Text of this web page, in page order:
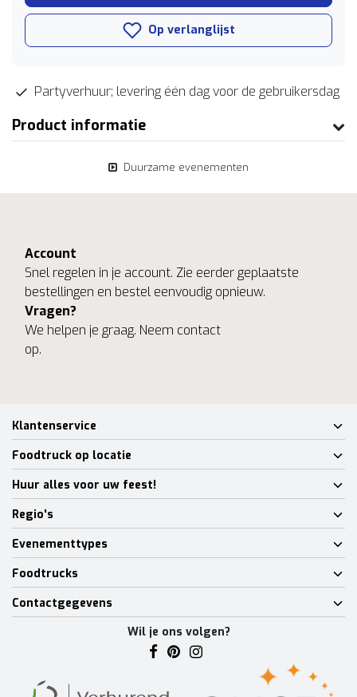
Op verlanglijst
Partyverhuur; levering één dag voor de gebruikersdag
Product informatie
Duurzame evenementen
Account
Snel regelen in je account. Zie eerder geplaatste
bestellingen en bestel eenvoudig opnieuw.
Vragen?
We helpen je graag. Neem contact
op.
Klantenservice
Foodtruck op locatie
Huur alles voor uw feest!
Regio's
Evenementtypes
Foodtrucks
Contactgegevens
Wil je ons volgen?